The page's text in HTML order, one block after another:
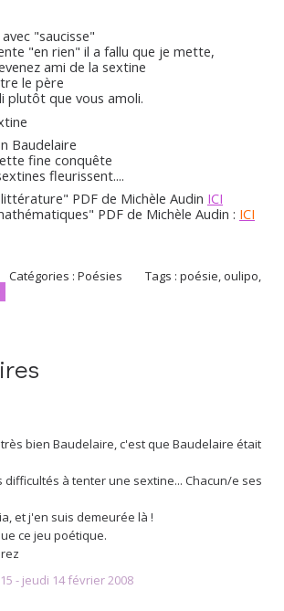
"saucisse"
"en rien" il a fallu que je mette,
ami de la sextine
le père
plutôt que vous amoli.
Baudelaire
fine conquête
fleurissent....
PDF de Michèle Audin ICI
PDF de Michèle Audin : ICI
Catégories :Poésies Tags :poésie, oulipo,
bien Baudelaire, c'est que Baudelaire était
difficultés à tenter une sextine... Chacun/e ses
et j'en suis demeurée là !
ce jeu poétique.
- jeudi 14 février 2008